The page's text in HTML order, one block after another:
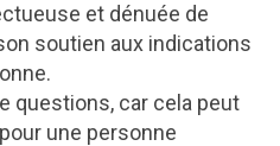
et dénuée de
soutien aux indications
questions, car cela peut
une personne